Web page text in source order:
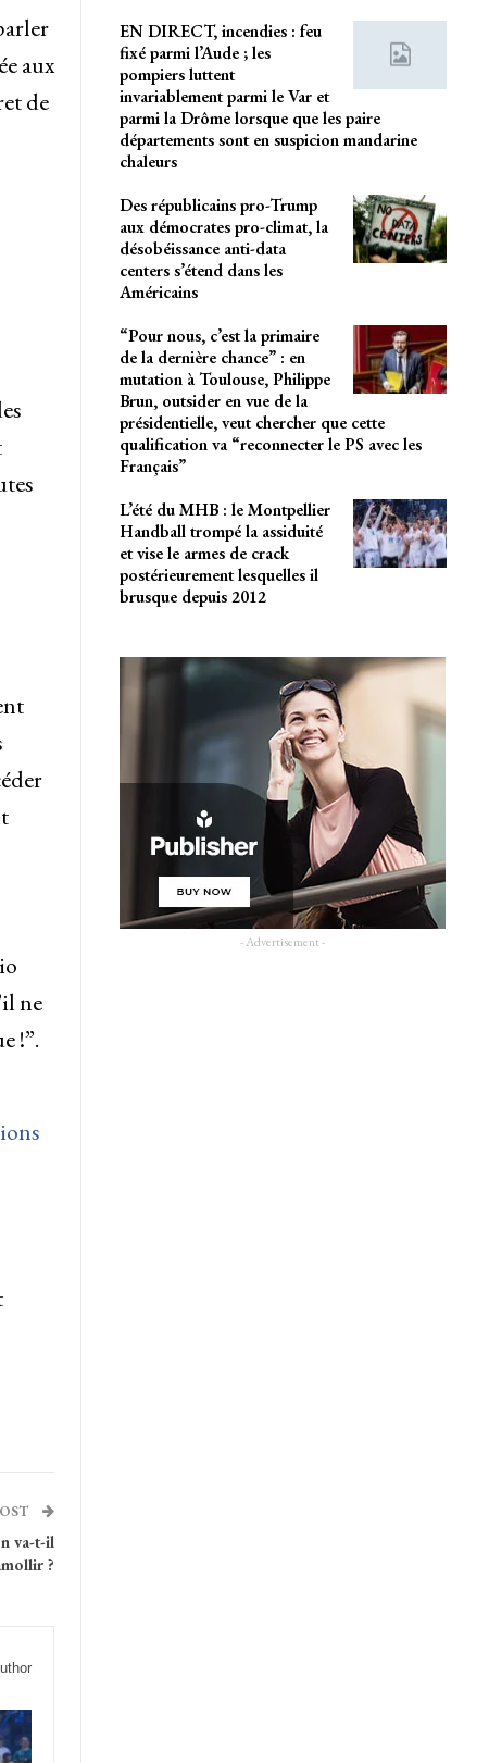
aux
de
ne
!”.
va-t-il
?
EN DIRECT, incendies : feu
fixé parmi l’Aude ; les
pompiers luttent
invariablement parmi le Var et
parmi la Drôme lorsque que les paire
départements sont en suspicion mandarine
chaleurs
Des républicains pro-Trump
aux démocrates pro-climat, la
désobéissance anti-data
centers s’étend dans les
Américains
“Pour nous, c’est la primaire
de la dernière chance” : en
mutation à Toulouse, Philippe
Brun, outsider en vue de la
présidentielle, veut chercher que cette
qualification va “reconnecter le PS avec les
Français”
L’été du MHB : le Montpellier
Handball trompé la assiduité
et vise le armes de crack
postérieurement lesquelles il
brusque depuis 2012
- Advertisement -